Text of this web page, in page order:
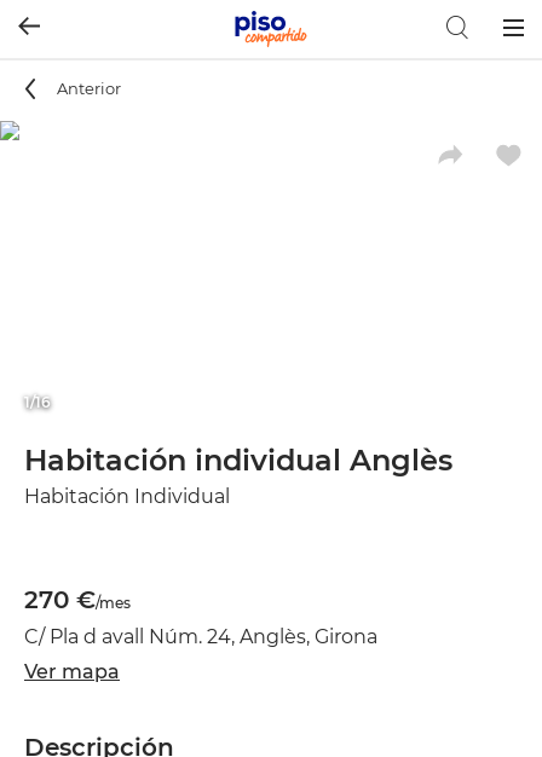
Anterior
1/16
Habitación individual Anglès
Habitación Individual
270 €/mes
C/ Pla d avall Núm. 24, Anglès, Girona
Ver mapa
Descripción